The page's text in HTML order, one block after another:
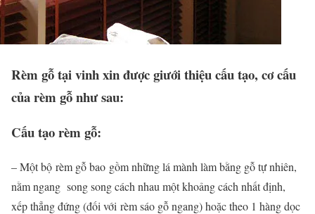
Rèm gỗ tại vinh xin được giưới thiệu cấu tạo, cơ cấu
của rèm gỗ như sau:
Cấu tạo rèm gỗ:
– Một bộ rèm gỗ bao gồm những lá mành làm bằng gỗ tự nhiên,
nằm ngang song song cách nhau một khoảng cách nhất định,
xếp thẳng đứng (đối với rèm sáo gỗ ngang) hoặc theo 1 hàng dọc